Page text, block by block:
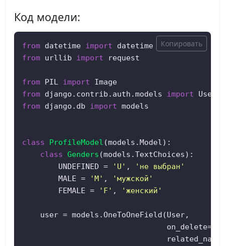
Код модели:
from datetime import
from urllib import request
from PIL import
from django.contrib.auth.models
import
from django.db import models
class ProfileModel (models.Model):
class Genders (models.TextChoices):
        UNDEFINED =
'U' ,
'не выбран'
        MALE =
'M' ,
'мужской'
        FEMALE =
'F' , 'женский'
    user = models.OneToOneField(User,
                                related_name=
Копировать